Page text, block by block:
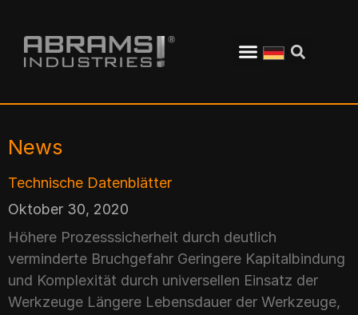
News
Technische Datenblätter
Oktober 30, 2020
Höhere Prozesssicherheit durch deutlich
verminderte Bruchgefahr Geringere Kapitalbindung
und Komplexität durch universellen Einsatz der
Werkzeuge Längere Lebensdauer der Werkzeuge,